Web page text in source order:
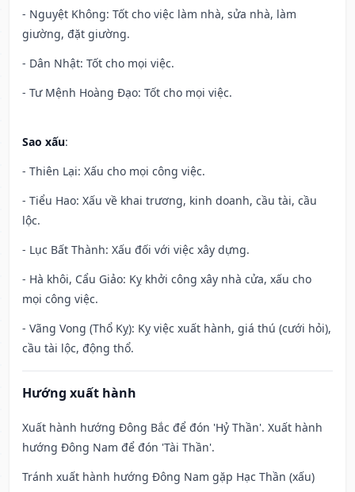
- Nguyệt Không: Tốt cho việc làm nhà, sửa nhà, làm
giường, đặt giường.
- Dân Nhật: Tốt cho mọi việc.
- Tư Mệnh Hoàng Đạo: Tốt cho mọi việc.
Sao xấu:
- Thiên Lại: Xấu cho mọi công việc.
- Tiểu Hao: Xấu về khai trương, kinh doanh, cầu tài, cầu
lộc.
- Lục Bất Thành: Xấu đối với việc xây dựng.
- Hà khôi, Cẩu Giảo: Kỵ khởi công xây nhà cửa, xấu cho
mọi công việc.
- Vãng Vong (Thổ Kỵ): Kỵ việc xuất hành, giá thú (cưới hỏi),
cầu tài lộc, động thổ.
Hướng xuất hành
Xuất hành hướng Đông Bắc để đón 'Hỷ Thần'. Xuất hành
hướng Đông Nam để đón 'Tài Thần'.
Tránh xuất hành hướng Đông Nam gặp Hạc Thần (xấu)